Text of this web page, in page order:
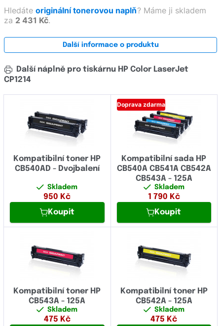
Hledáte originální tonerovou naplň? Máme ji skladem
za 2 431 Kč.
Další informace o produktu
Další náplně pro tiskárnu HP Color LaserJet
CP1214
Kompatibilní toner HP
CB540AD - Dvojbalení
Skladem
950 Kč
Koupit
Doprava zdarma
Kompatibilní sada HP
CB540A CB541A CB542A
CB543A - 125A
Skladem
1 790 Kč
Koupit
Kompatibilní toner HP
CB543A - 125A
Skladem
475 Kč
Kompatibilní toner HP
CB542A - 125A
Skladem
475 Kč